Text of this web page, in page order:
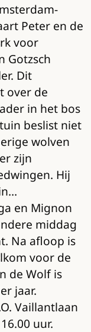
Peter en de
voor
Gotzsch
Dit
over de
in het bos
beslist niet
wolven
zijn
Hij
en Mignon
middag
Na afloop is
voor de
de Wolf is
jaar.
Vaillantlaan
uur.